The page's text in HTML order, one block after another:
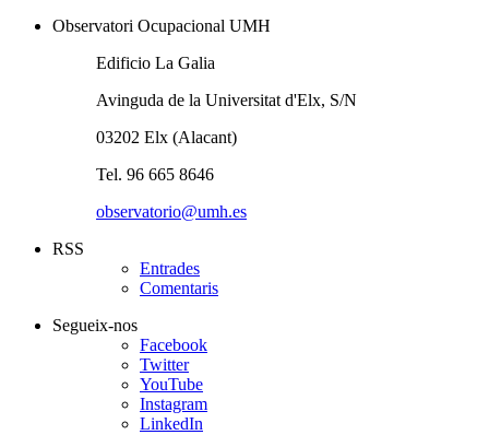
Observatori Ocupacional UMH
Edificio La Galia
Avinguda de la Universitat d'Elx, S/N
03202 Elx (Alacant)
Tel. 96 665 8646
observatorio@umh.es
RSS
Entrades
Comentaris
Segueix-nos
Facebook
Twitter
YouTube
Instagram
LinkedIn